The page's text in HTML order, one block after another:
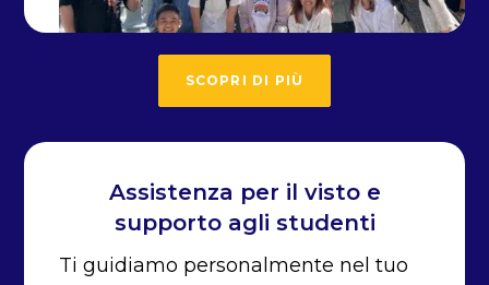
SCOPRI DI PIÙ
Assistenza per il visto e
supporto agli studenti
Ti guidiamo personalmente nel tuo